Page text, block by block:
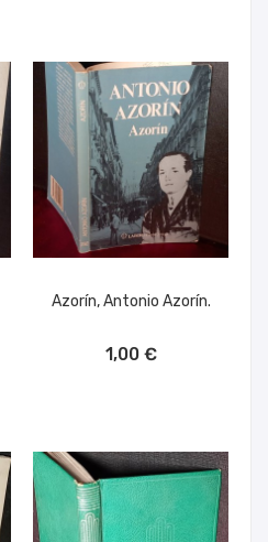
Azorín, Antonio Azorín.
1,00 €